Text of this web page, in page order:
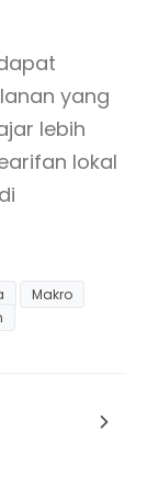
yang
lebih
lokal
Makro